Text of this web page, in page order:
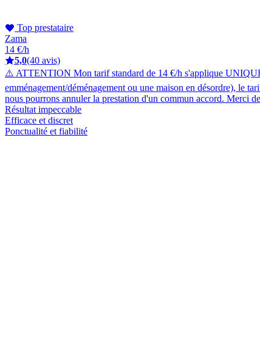
Top prestataire
Zama
14 €/h
5,0(40 avis)
⚠️ ATTENTION Mon tarif standard de 14 €/h s'applique
emménagement/déménagement ou une maison en désordre), le
nous pourrons annuler la prestation d'un commun accord. Merci
Résultat impeccable
Efficace et discret
Ponctualité et fiabilité